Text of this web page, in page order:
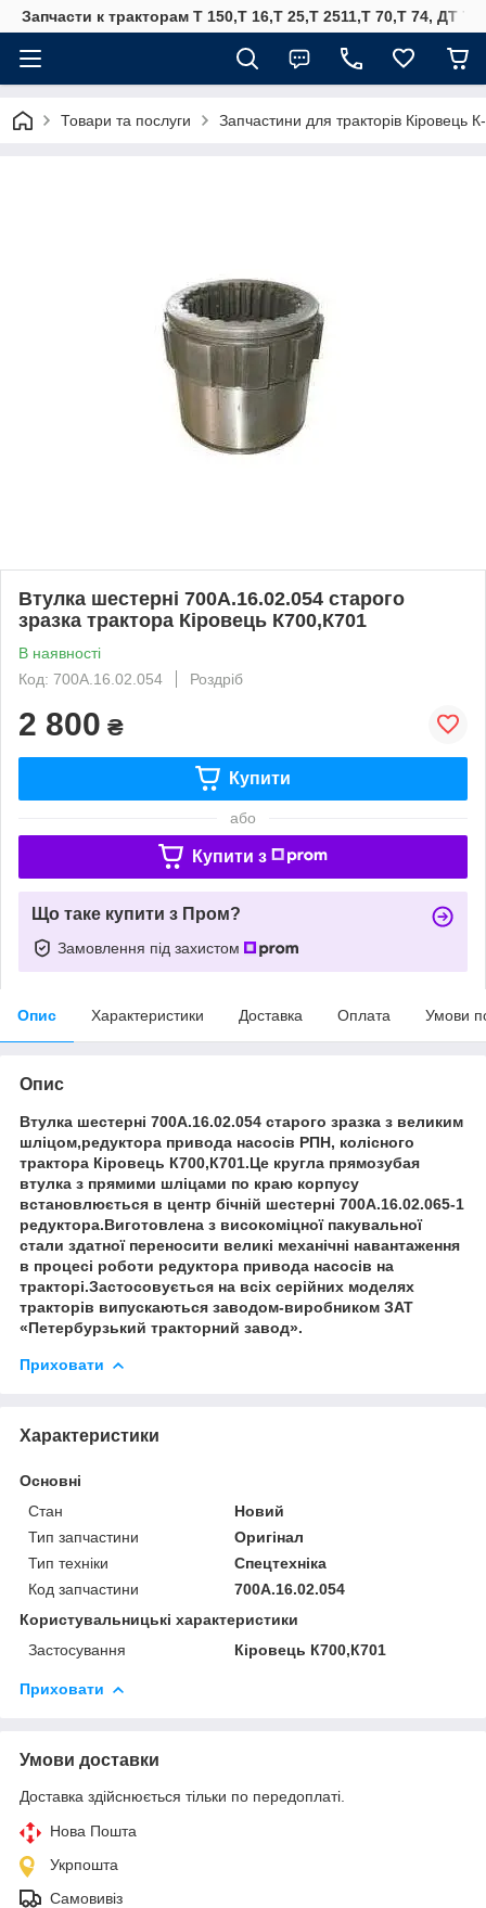
Запчасти к тракторам Т 150,Т 16,Т 25,Т 2511,Т 70,Т 74, ДТ
Товари та послуги Запчастини для тракторів Кіровець
Втулка шестерні 700А.16.02.054 старого
зразка трактора Кіровець К700,К701
В наявності
Код: 700А.16.02.054
Роздріб
2 800 ₴
Купити
або
Купити з
Що таке купити з Пром?
Замовлення під захистом
Опис Характеристики Доставка Оплата Умови
Опис
Втулка шестерні 700А.16.02.054 старого зразка з великим
шліцом,редуктора привода насосів РПН, колісного
трактора Кіровець К700,К701.Це кругла прямозубая
втулка з прямими шліцами по краю корпусу
встановлюється в центр бічній шестерні 700А.16.02.065-1
редуктора.Виготовлена з високоміцної пакувальної
стали здатної переносити великі механічні навантаження
в процесі роботи редуктора привода насосів на
тракторі.Застосовується на всіх серійних моделях
тракторів випускаються заводом-виробником ЗАТ
«Петербурзький тракторний завод».
Приховати
Характеристики
Основні
Стан
Новий
Тип запчастини
Оригінал
Тип техніки
Спецтехніка
Код запчастини
700А.16.02.054
Користувальницькі характеристики
Застосування
Кіровець К700,К701
Приховати
Умови доставки
Доставка здійснюється тільки по передоплаті.
Нова Пошта
Укрпошта
Самовивіз